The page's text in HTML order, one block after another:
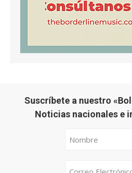
Suscríbete a nuestro
Noticias nacionales e